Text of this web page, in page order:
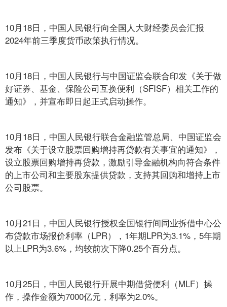
10月18日，中国人民银行向全国人大财经委员会汇报
2024年前三季度货币政策执行情况。
10月18日，中国人民银行与中国证监会联合印发《关于做
好证券、基金、保险公司互换便利（SFISF）相关工作的
通知》，并宣布即日起正式启动操作。
10月18日，中国人民银行联合金融监管总局、中国证监会
发布《关于设立股票回购增持再贷款有关事宜的通知》，
设立股票回购增持再贷款，激励引导金融机构向符合条件
的上市公司和主要股东提供贷款，支持其回购和增持上市
公司股票。
10月21日，中国人民银行授权全国银行间同业拆借中心公
布贷款市场报价利率（LPR），1年期LPR为3.1%，5年期
以上LPR为3.6%，均较前次下降0.25个百分点。
10月25日，中国人民银行开展中期借贷便利（MLF）操
作，操作金额为7000亿元，利率为2.0%。